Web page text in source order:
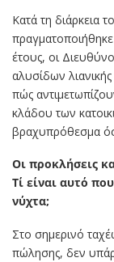
Κατά τη διάρκεια
έτους, οι
αλυσίδων
πώς
κλάδου των
βραχυπρόθεσμα
Οι προκλήσεις
Τί είναι αυτό
νύχτα;
Στο σημερινό
πώλησης, δεν